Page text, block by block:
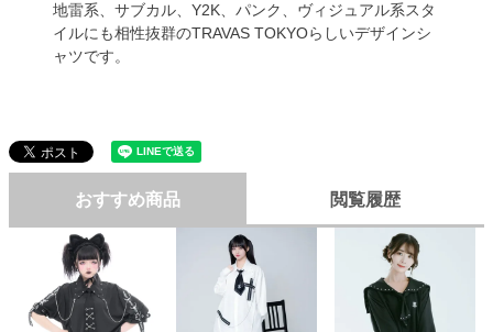
地雷系、サブカル、Y2K、パンク、ヴィジュアル系スタ
イルにも相性抜群のTRAVAS TOKYOらしいデザインシ
ャツです。
おすすめ商品 閲覧履歴